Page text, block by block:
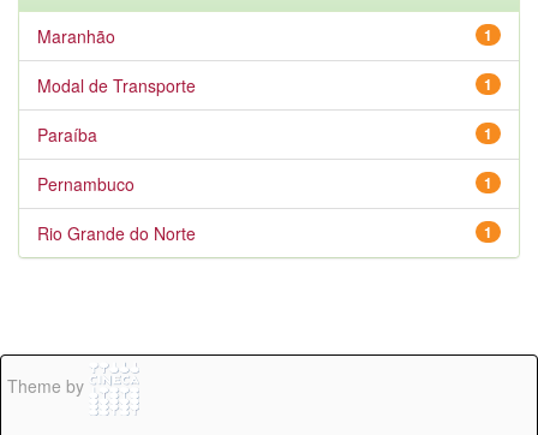
1
Maranhão
1
Modal de Transporte
1
Paraíba
1
Pernambuco
1
Rio Grande do Norte
Theme by